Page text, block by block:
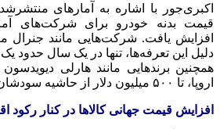
قیمت بدنه خودرو برای شرکت‌های
افزایش یافت. شرکت‌هایی مانند جنرال
دلیل این تعرفه‌ها، تنها در یک سال حدود یک
همچنین برندهایی مانند هارلی
اروپا، تا ۵۰۰ میلیون دلار از حاشیه سودشان را از دست دادند.
افزایش قیمت جهانی کالاها در کنار رکود